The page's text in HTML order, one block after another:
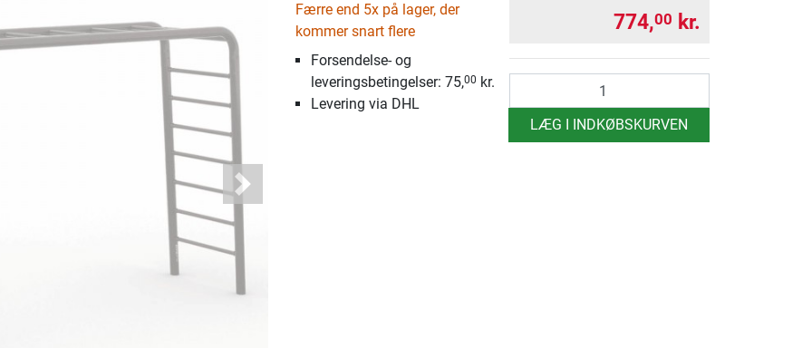
Next
Færre end 5x på lager, der
kommer snart flere
Forsendelse- og
leveringsbetingelser: 75,00 kr.
Levering via DHL
774,00 kr.
LÆG I INDKØBSKURVEN